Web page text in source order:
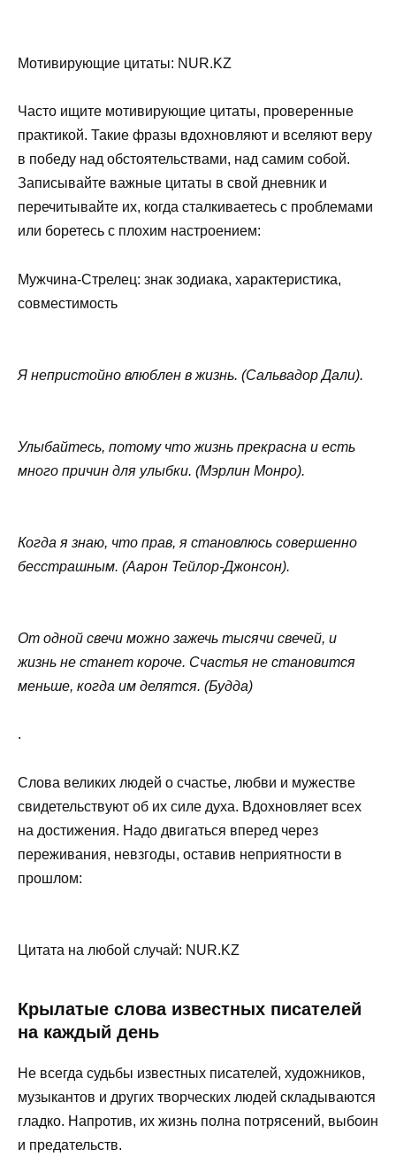
Мотивирующие цитаты: NUR.KZ
Часто ищите мотивирующие цитаты, проверенные
практикой. Такие фразы вдохновляют и вселяют веру
в победу над обстоятельствами, над самим собой.
Записывайте важные цитаты в свой дневник и
перечитывайте их, когда сталкиваетесь с проблемами
или боретесь с плохим настроением:
Мужчина-Стрелец: знак зодиака, характеристика,
совместимость
Я непристойно влюблен в жизнь. (Сальвадор Дали).
Улыбайтесь, потому что жизнь прекрасна и есть
много причин для улыбки. (Мэрлин Монро).
Когда я знаю, что прав, я становлюсь совершенно
бесстрашным. (Аарон Тейлор-Джонсон).
От одной свечи можно зажечь тысячи свечей, и
жизнь не станет короче. Счастья не становится
меньше, когда им делятся. (Будда)
.
Слова великих людей о счастье, любви и мужестве
свидетельствуют об их силе духа. Вдохновляет всех
на достижения. Надо двигаться вперед через
переживания, невзгоды, оставив неприятности в
прошлом:
Цитата на любой случай: NUR.KZ
Крылатые слова известных писателей
на каждый день
Не всегда судьбы известных писателей, художников,
музыкантов и других творческих людей складываются
гладко. Напротив, их жизнь полна потрясений, выбоин
и предательств.